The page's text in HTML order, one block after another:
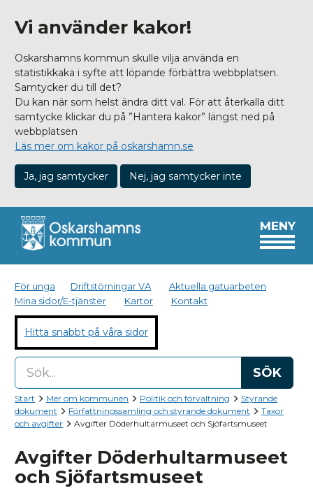
Vi använder kakor!
Oskarshamns kommun skulle vilja använda en
statistikkaka i syfte att löpande förbättra webbplatsen.
Samtycker du till det?
Du kan när som helst ändra ditt val. För att återkalla ditt
samtycke klickar du på ”Hantera kakor” längst ned på
webbplatsen
Läs mer om kakor på oskarshamn.se
Ja, jag samtycker Nej, jag samtycker inte
MENY
För unga Driftstörningar VA
Aktuella gatuarbeten
Mina sidor/E-tjänster
Kartor Kontakt
Hitta snabbt på våra sidor
SÖK
Start Mer om kommunen Politik och förvaltning
Styrande
dokument
Författningssamling och styrande dokument
Taxor
och avgifter
Avgifter Döderhultarmuseet och Sjöfartsmuseet
Avgifter Döderhultarmuseet
och Sjöfartsmuseet